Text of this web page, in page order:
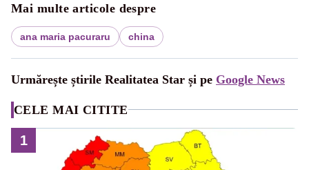
Mai multe articole despre
ana maria pacuraru china
Urmărește știrile Realitatea Star și pe Google News
CELE MAI CITITE
1